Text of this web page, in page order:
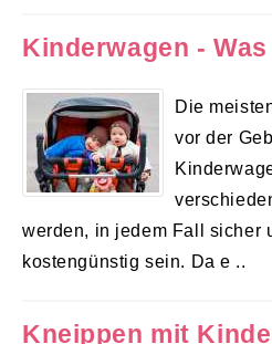
Kinderwagen -
Die
vor der
werden, in jedem Fall sicher
kostengünstig sein. Da e ..
Kneippen mit